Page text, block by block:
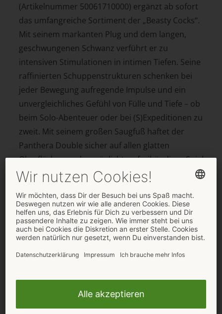
(Artikelnummer 50061710000) ergänzt ab sofort
das umfangreiche Sortiment der „Beasty Cocks“.
Mit seinem markanten Plug und dem langen,
geschwungenen Schwanz verführt er zu
intensiven Stimulationen in intimen Tiefen. Seine
raffinierten Schuppenstrukturen schenken bei
jeder Bewegung aufregende Impulse und ein
unvergleichliches Gefühl von Fülle und Tiefe – ob
beim Solo-Abenteuer oder bei (S)Expeditionen zu
zweit. Mit seinem großen Saugfuß haftet der
Panthera Double sicher auf allen glatten
Oberflächen und ermöglicht so freihändiges Spiel
in jeder erdenklichen Position. Gefertigt aus
Dildo über eine perfekte Balance aus
angenehmer Festigkeit und geschmeidiger
Flexibilität, die jeder Bewegung folgt.
Geliefert werden die „Beasty Cocks“ in aufwendig
Seite befindet sich die Produkt-Abbildung, auf
der anderen Seite die Fantasy-Kreatur-Abbildung.
Darüber hinaus befinden sich mehrsprachige